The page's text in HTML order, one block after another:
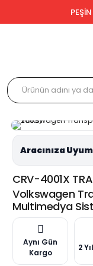
Aracınıza
CRV-4001X
Volkswagen
Multimedya
Aynı Gün
Kargo
2